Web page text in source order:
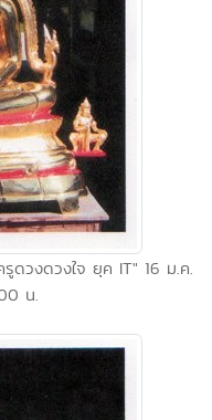
วงดวงใจ ยุค IT" 16 ม.ค.
น.